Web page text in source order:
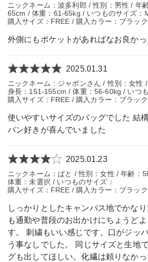
ニックネーム：波多利郎 / 性別：男性 / 年
65cm / 体重：61-65kg / いつものサイズ：
購入サイズ：FREE / 購入カラー：ブラッ
外側にもポケットがあればなお良かっ
2025.01.31
ニックネーム：ジャポンさん / 性別：女性
身長：151-155cm / 体重：56-60kg / いつ
購入サイズ：FREE / 購入カラー：ブラッ
使いやすいサイズのバッグでした 結
パン好きが喜んでいました
2025.01.23
ニックネーム：ぱと / 性別：女性 / 年齢：
体重：未選択 / いつものサイズ：
購入サイズ：FREE / 購入カラー：ブラッ
しっかりとしたキャンバス地でかな
も通勤や普段のお出かけにちょうど
す。 刺繍もいい感じです。口がジッ
う事なしでした。 同じサイズと生地
グも出してほしい。化繊は頼りなか